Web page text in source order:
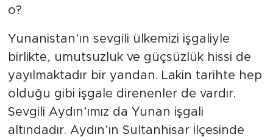
o?
Yunanistan’ın sevgili ülkemizi işgaliyle
birlikte, umutsuzluk ve güçsüzlük hissi de
yayılmaktadır bir yandan. Lakin tarihte hep
olduğu gibi işgale direnenler de vardır.
Sevgili Aydın’ımız da Yunan işgali
altındadır. Aydın’ın Sultanhisar İlçesinde